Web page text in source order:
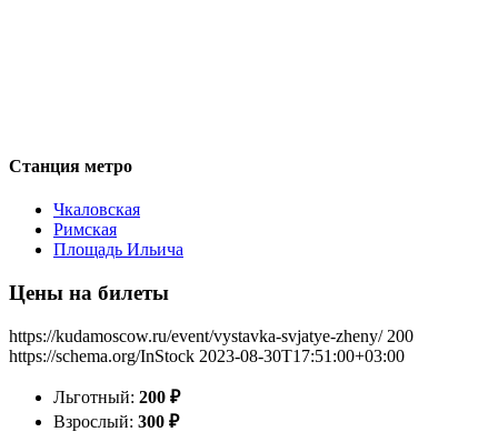
Станция метро
Чкаловская
Римская
Площадь Ильича
Цены на билеты
https://kudamoscow.ru/event/vystavka-svjatye-zheny/ 200
https://schema.org/InStock 2023-08-30T17:51:00+03:00
Льготный: 200 ₽
Взрослый: 300 ₽